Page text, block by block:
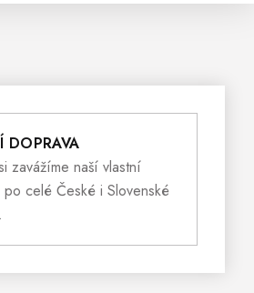
DOPRAVA
zavážíme naší vlastní
celé České i Slovenské